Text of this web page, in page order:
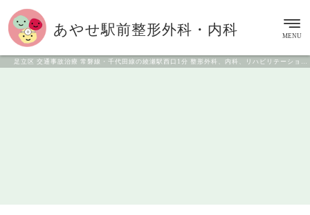
足立区 交通事故治療 常磐線・千代田線の綾瀬駅西口1分 整形外科、内科、リハビリテーション科
あやせ駅前整形外科・内科 MENU